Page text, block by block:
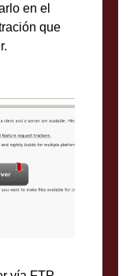
en el
que